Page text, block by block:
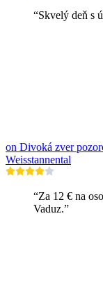
“Skvelý deň s
on Divoká zver
Weisstannental
“Za 12 € na
Vaduz.”